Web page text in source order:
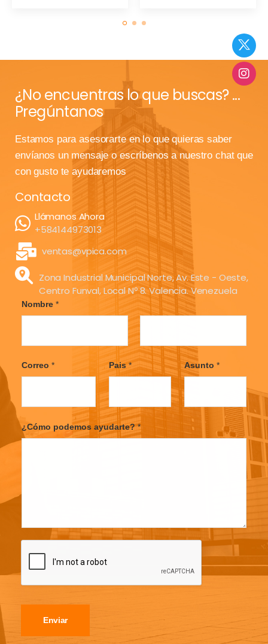
¿No encuentras lo que buscas? ...
Pregúntanos
Estamos para asesorarte en lo que quieras saber
envíanos un mensaje o escríbenos a nuestro chat que
con gusto te ayudaremos
Contacto
Llámanos Ahora
+584144973013
ventas@vpica.com
Zona Industrial Municipal Norte, Av. Este - Oeste,
Centro Funval, Local Nº 8. Valencia. Venezuela
Nombre *
r
s
L
a
s
t
Correo * Pais* Asunto *
¿Cómo podemos ayudarte?*
Enviar